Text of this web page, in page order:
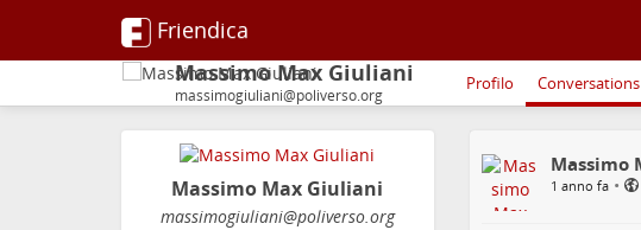
Friendica
Massimo Max Giuliani
massimogiuliani@poliverso.org
Profilo Conversations
Massimo Max Giuliani
massimogiuliani@poliverso.org
Massimo
1 anno fa •